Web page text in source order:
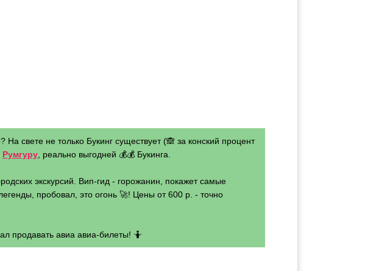
свете не только Букинг существует (🙈 за конский процент
Румгуру , реально выгодней 💰💰 Букинга.
экскурсий. Вип-гид - горожанин, покажет самые
пробовал, это огонь 🚀! Цены от 600 р. - точно
продавать авиа авиа-билеты! 🤷